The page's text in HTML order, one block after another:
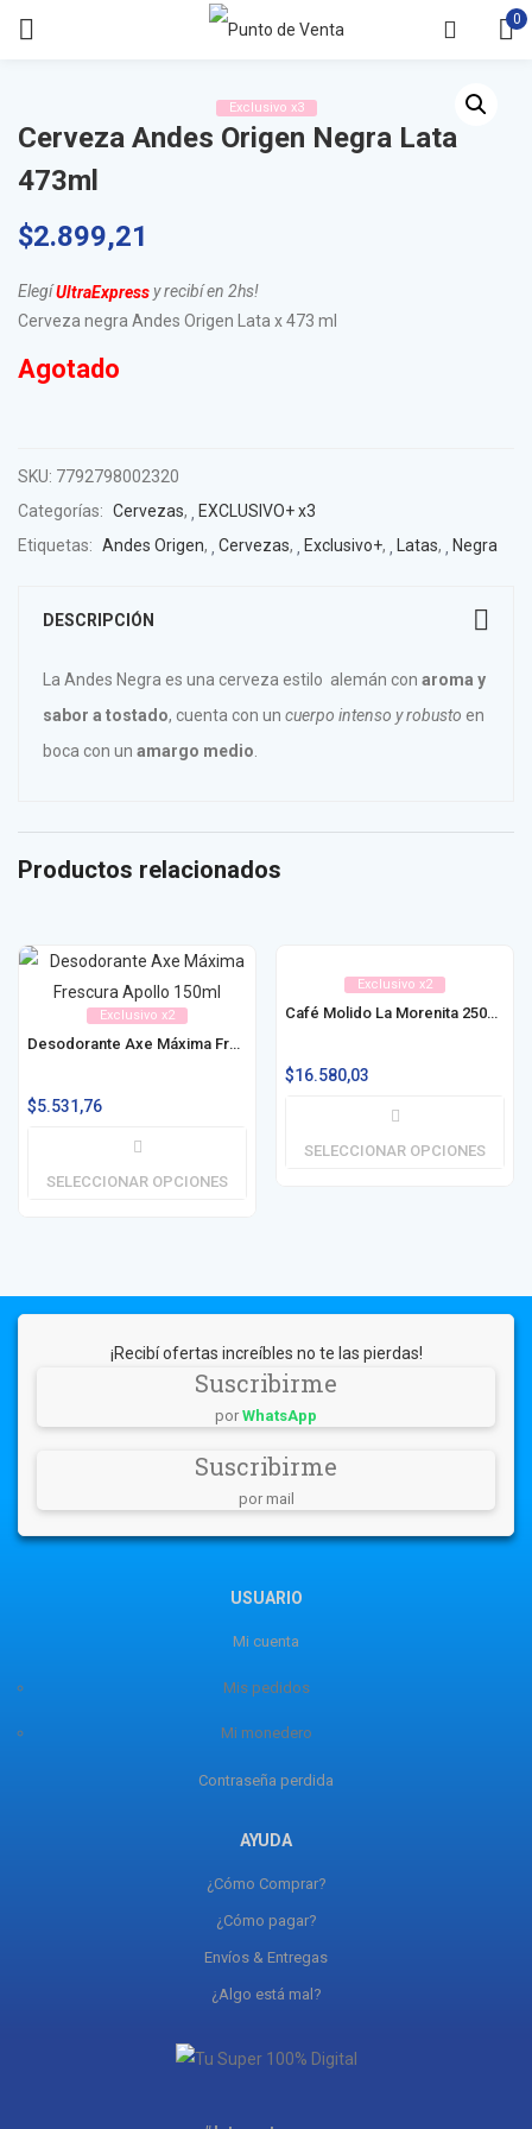
0
Exclusivo x3
Cerveza Andes Origen Negra Lata
473ml
$2.899,21
ElegíUltraExpressy recibí en 2hs!
Cerveza negra Andes Origen Lata x 473 ml
Agotado
SKU: 7792798002320
Categorías: Cervezas,
EXCLUSIVO+ x3
Etiquetas: Andes Origen, Cervezas, Exclusivo+, Latas, Negra
DESCRIPCIÓN
La Andes Negra es una cerveza estilo alemán con aroma y
sabor a tostado, cuenta con un cuerpo intenso y robusto en
boca con un amargo medio.
Productos relacionados
Exclusivo x2
Desodorante Axe Máxima Frescura 150ml
$5.531,76
SELECCIONAR OPCIONES
Exclusivo x2
Café Molido La Morenita 250g / 500g
$16.580,03
SELECCIONAR OPCIONES
¡Recibí ofertas increíbles no te las pierdas!
Suscribirme
por WhatsApp
Suscribirme
por mail
USUARIO
Mi cuenta
Mis pedidos
Mi monedero
Contraseña perdida
AYUDA
¿Cómo Comprar?
¿Cómo pagar?
Envíos & Entregas
¿Algo está mal?